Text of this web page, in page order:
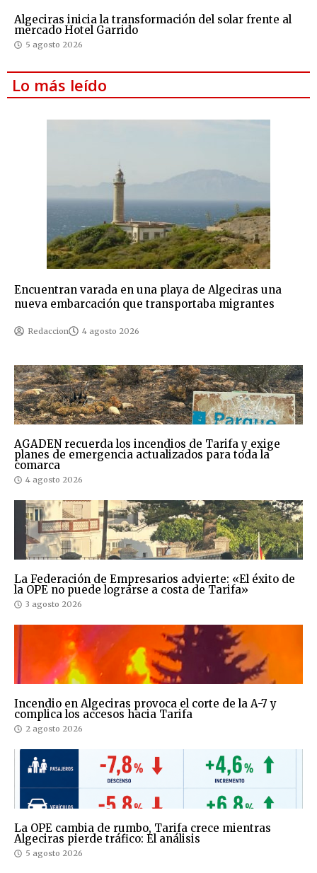
Algeciras inicia la transformación del solar frente al
mercado Hotel Garrido
5 agosto 2026
Lo más leído
Encuentran varada en una playa de Algeciras una
nueva embarcación que transportaba migrantes
Redaccion 4 agosto 2026
AGADEN recuerda los incendios de Tarifa y exige
planes de emergencia actualizados para toda la
comarca
4 agosto 2026
La Federación de Empresarios advierte: «El éxito de
la OPE no puede lograrse a costa de Tarifa»
3 agosto 2026
Incendio en Algeciras provoca el corte de la A-7 y
complica los accesos hacia Tarifa
2 agosto 2026
La OPE cambia de rumbo, Tarifa crece mientras
Algeciras pierde tráfico: El análisis
5 agosto 2026